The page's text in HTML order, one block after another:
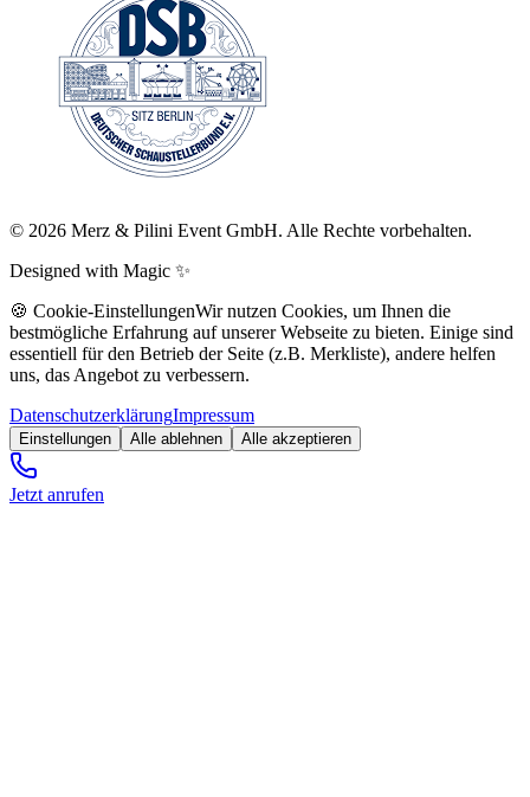
© 2026 Merz & Pilini Event GmbH. Alle Rechte vorbehalten.
Designed with Magic ✨
🍪 Cookie-EinstellungenWir nutzen Cookies, um Ihnen die
bestmögliche Erfahrung auf unserer Webseite zu bieten. Einige sind
essentiell für den Betrieb der Seite (z.B. Merkliste), andere helfen
uns, das Angebot zu verbessern.
DatenschutzerklärungImpressum
Einstellungen Alle ablehnen Alle akzeptieren
Jetzt anrufen